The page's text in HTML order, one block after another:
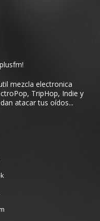
mezcla electronica
TripHop, Indie y
atacar tus oídos...